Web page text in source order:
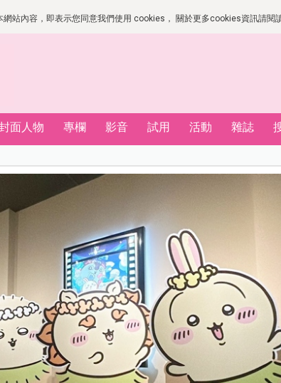
站內容，即表示您同意我們使用 cookies， 關於更多cookies資訊請閱
面人物 專欄 影音 試用 活動 雜誌